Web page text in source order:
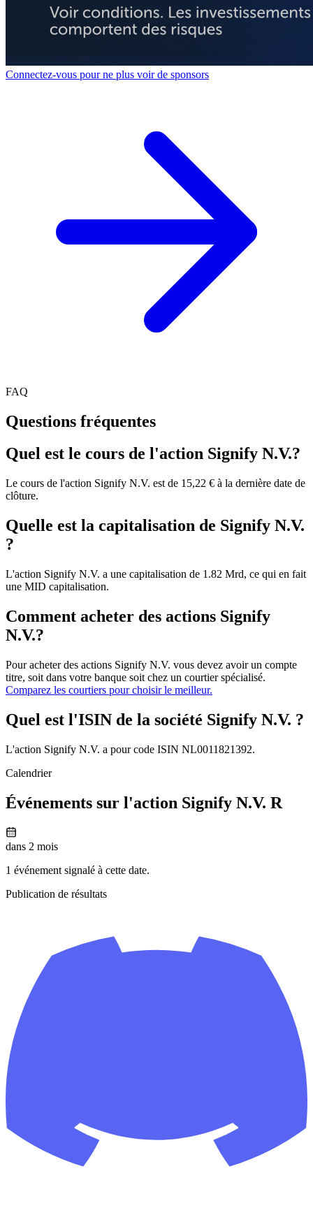
Connectez-vous pour ne plus voir de sponsors
FAQ
Questions fréquentes
Quel est le cours de l'action Signify N.V.?
Le cours de l'action Signify N.V. est de 15,22 € à la dernière date de
clôture.
Quelle est la capitalisation de Signify N.V.
?
L'action Signify N.V. a une capitalisation de 1.82 Mrd, ce qui en fait
une MID capitalisation.
Comment acheter des actions Signify
N.V.?
Pour acheter des actions Signify N.V. vous devez avoir un compte
titre, soit dans votre banque soit chez un courtier spécialisé.
Comparez les courtiers pour choisir le meilleur.
Quel est l'ISIN de la société Signify N.V. ?
L'action Signify N.V. a pour code ISIN NL0011821392.
Calendrier
Événements sur l'action Signify N.V. R
dans 2 mois
1 événement signalé à cette date.
Publication de résultats